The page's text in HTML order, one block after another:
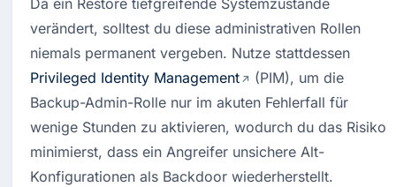
Da ein Restore tiefgreifende Systemzustände
verändert, solltest du diese administrativen Rollen
Privileged Identity Management
(PIM), um die
Backup-Admin-Rolle nur im akuten Fehlerfall für
wenige Stunden zu aktivieren, wodurch du das Risiko
minimierst, dass ein Angreifer unsichere Alt-
Konfigurationen als Backdoor wiederherstellt.